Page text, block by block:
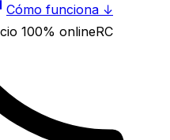
Cómo funciona ↓
100% onlineRC